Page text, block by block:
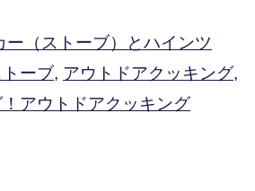
ー（ストーブ）とハインツ
トーブ, アウトドアクッキング,
アウトドアクッキング